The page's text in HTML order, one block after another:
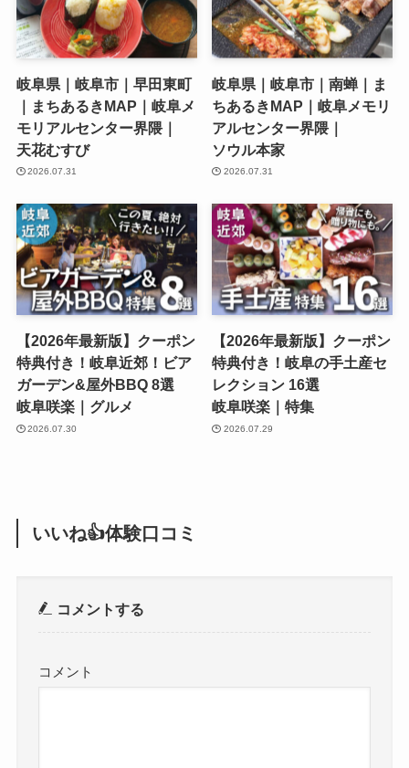
岐阜県｜岐阜市｜早田東町
｜まちあるきMAP｜岐阜メ
モリアルセンター界隈｜
天花むすび
2026.07.31
岐阜県｜岐阜市｜南蝉｜ま
ちあるきMAP｜岐阜メモリ
アルセンター界隈｜
ソウル本家
2026.07.31
【2026年最新版】クーポン
特典付き！岐阜近郊！ビア
ガーデン&屋外BBQ 8選
岐阜咲楽｜グルメ
2026.07.30
【2026年最新版】クーポン
特典付き！岐阜の手土産セ
レクション 16選
岐阜咲楽｜特集
2026.07.29
いいね👍体験口コミ
コメントする
コメント